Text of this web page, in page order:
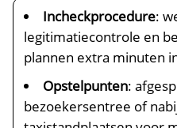
Incheckprocedure:
legitimatiecontrole en
plannen extra minuten
Opstelpunten:
bezoekersentree of